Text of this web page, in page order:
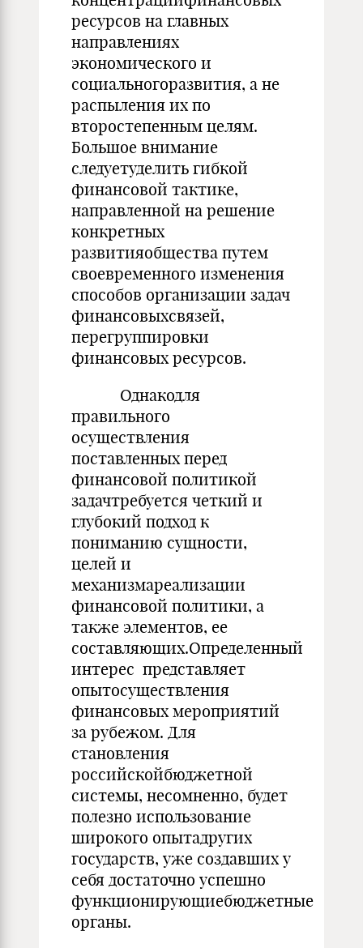
ресурсов на главных
направлениях
экономического и
социальногоразвития, а не
распыления их по
второстепенным целям.
Большое внимание
следуетуделить гибкой
финансовой тактике,
направленной на решение
конкретных
развитияобщества путем
своевременного изменения
способов организации задач
финансовыхсвязей,
перегруппировки
финансовых ресурсов.
Однакодля
правильного
осуществления
поставленных перед
финансовой политикой
задачтребуется четкий и
глубокий подход к
пониманию сущности,
целей и
механизмареализации
финансовой политики, а
также элементов, ее
составляющих.Определенный
интерес представляет
опытосуществления
финансовых мероприятий
за рубежом. Для
становления
российскойбюджетной
системы, несомненно, будет
полезно использование
широкого опытадругих
государств, уже создавших у
себя достаточно успешно
функционирующиебюджетные
органы.